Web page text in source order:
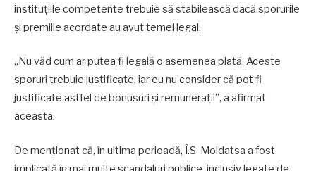
instituțiile competente trebuie să stabilească dacă sporurile
și premiile acordate au avut temei legal.
„Nu văd cum ar putea fi legală o asemenea plată. Aceste
sporuri trebuie justificate, iar eu nu consider că pot fi
justificate astfel de bonusuri și remunerații”, a afirmat
aceasta.
De menționat că, în ultima perioadă, Î.S. Moldatsa a fost